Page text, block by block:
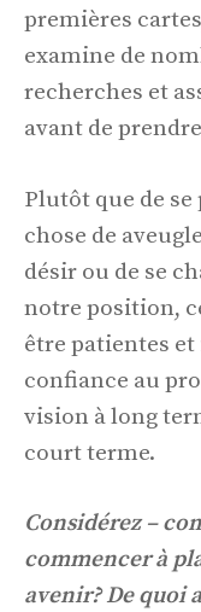
premières
examine de
recherches et
avant de
Plutôt que de
chose de
désir ou de se
notre position,
être patientes
confiance au
vision à long
court terme.
Considérez –
commencer à
avenir? De quoi